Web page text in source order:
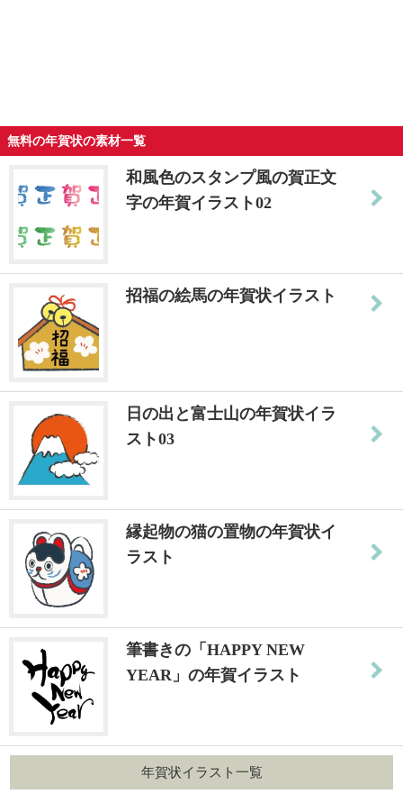
無料の年賀状の素材一覧
和風色のスタンプ風の賀正文
字の年賀イラスト02
招福の絵馬の年賀状イラスト
日の出と富士山の年賀状イラ
スト03
縁起物の猫の置物の年賀状イ
ラスト
筆書きの「HAPPY NEW
YEAR」の年賀イラスト
年賀状イラスト一覧